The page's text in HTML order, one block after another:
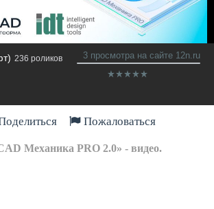
236 роликов 3 просмотра на сайте 12n.ru
Пожаловаться
Механика PRO 2.0» - видео.